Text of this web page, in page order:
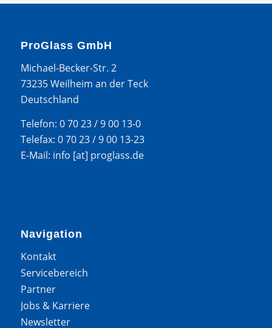
ProGlass GmbH
Michael-Becker-Str. 2
73235 Weilheim an der Teck
Deutschland
Telefon: 0 70 23 / 9 00 13-0
Telefax: 0 70 23 / 9 00 13-23
E-Mail: info [at] proglass.de
Navigation
Kontakt
Servicebereich
Partner
Jobs & Karriere
Newsletter